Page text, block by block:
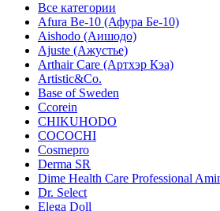
Все категории
Afura Be-10 (Афура Бе-10)
Aishodo (Аишодо)
Ajuste (Ажустье)
Arthair Care (Артхэр Кэа)
Artistic&Co.
Base of Sweden
Ccorein
CHIKUHODO
COCOCHI
Cosmepro
Derma SR
Dime Health Care Professional
Dr. Select
Elega Doll